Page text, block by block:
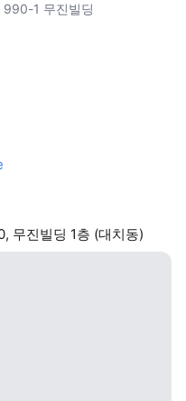
990-1 무진빌딩
무진빌딩 1층 (대치동)